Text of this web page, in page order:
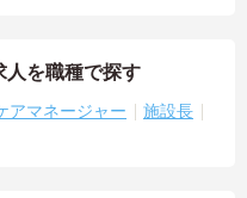
人を職種で探す
アマネージャー
施設長